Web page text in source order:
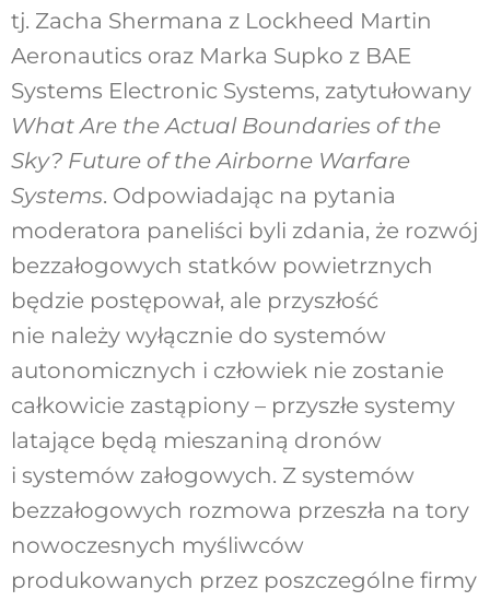
tj. Zacha Shermana z Lockheed Martin
Aeronautics oraz Marka Supko z BAE
Systems Electronic Systems, zatytułowany
What Are the Actual Boundaries of the
Sky? Future of the Airborne Warfare
Systems. Odpowiadając na pytania
moderatora paneliści byli zdania, że rozwój
bezzałogowych statków powietrznych
będzie postępował, ale przyszłość
nie należy wyłącznie do systemów
autonomicznych i człowiek nie zostanie
całkowicie zastąpiony – przyszłe systemy
latające będą mieszaniną dronów
i systemów załogowych. Z systemów
bezzałogowych rozmowa przeszła na tory
nowoczesnych myśliwców
produkowanych przez poszczególne firmy